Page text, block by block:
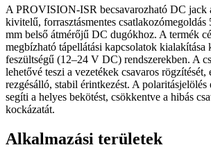
A PROVISION-ISR becsavarozható DC jack
kivitelű, forrasztásmentes csatlakozómegoldás
mm belső átmérőjű DC dugókhoz. A termék
megbízható tápellátási kapcsolatok kialakítása
feszültségű (12–24 V DC) rendszerekben. A
lehetővé teszi a vezetékek csavaros rögzítését,
rezgésálló, stabil érintkezést. A polaritásjelölés
segíti a helyes bekötést, csökkentve a hibás
kockázatát.
Alkalmazási területek